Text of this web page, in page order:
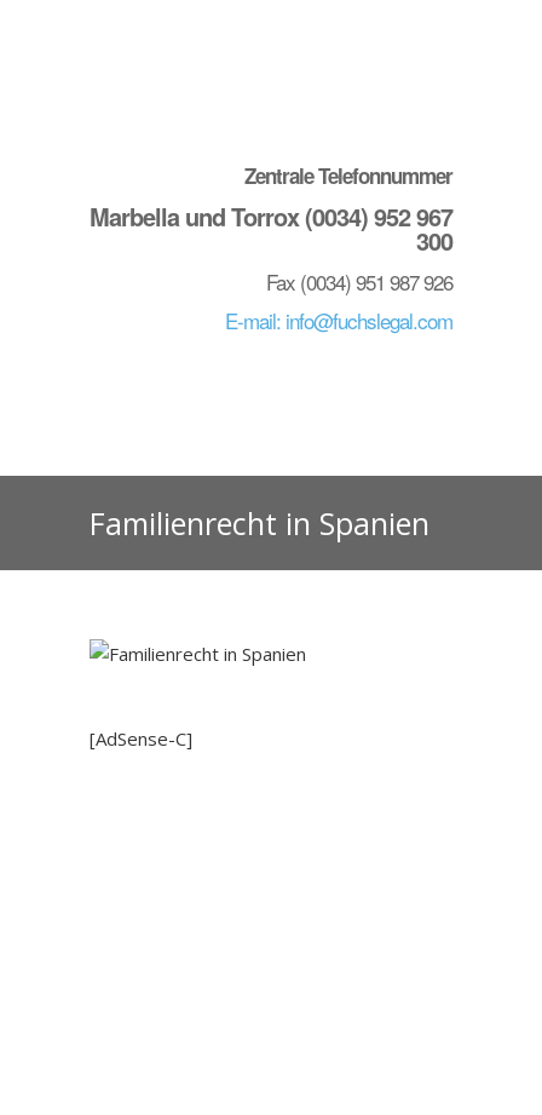
Zentrale Telefonnummer
Marbella und Torrox (0034) 952 967
300
Fax (0034) 951 987 926
E-mail: info@fuchslegal.com
Familienrecht in Spanien
[AdSense-C]